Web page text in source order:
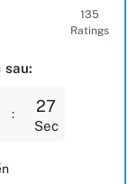
135
Ratings
sau:
25
Sec